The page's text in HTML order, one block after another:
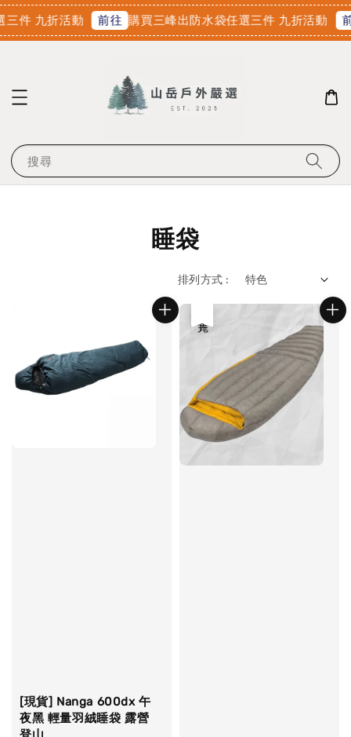
件 九折活動 前往 購買三峰出防水袋任選三件 九折活動
搜尋
睡袋
排列方式 :
[現貨] Nanga 600dx 午
夜黑 輕量羽絨睡袋 露營